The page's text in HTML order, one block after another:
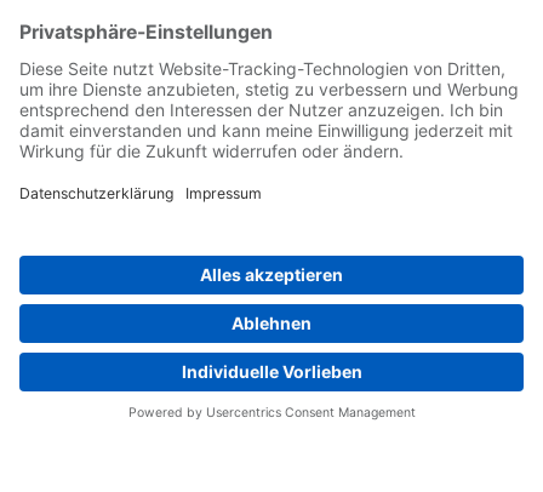
Newsletter
Follow us on...
Home Impressum Privacy
Cookie Choices
Whistleblowing
Yaskawa Europe GmbH